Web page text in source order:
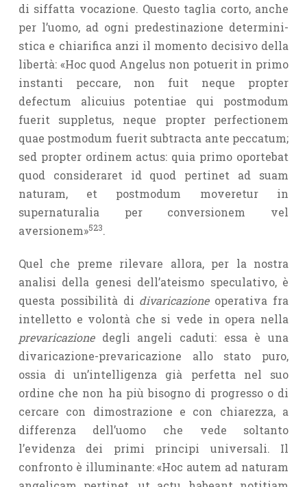
di siffatta vocazione. Questo taglia corto, anche
per l’uomo, ad ogni predestinazione determini­
stica e chiarifica anzi il momento decisivo della
libertà: «Hoc quod Angelus non potuerit in primo
instanti peccare, non fuit neque propter
defectum alicuius potentiae qui postmodum
fuerit suppletus, neque propter perfe­ctionem
quae postmodum fuerit subtracta ante peccatum;
sed propter ordinem actus: quia primo oportebat
quod consideraret id quod pertinet ad suam
naturam, et postmodum moveretur in
supernaturalia per conver­sionem vel
aversionem»523.
Quel che preme rilevare allora, per la nostra
analisi della genesi dell’ateismo speculativo, è
questa possibilità di divaricazioneoperativa fra
intelletto e volontà che si vede in opera nella
prevaricazione degli angeli caduti: essa è una
divaricazione-prevaricazione allo stato puro,
ossia di un’intelligenza già perfetta nel suo
ordine che non ha più bisogno di progresso o di
cercare con dimostrazione e con chiarezza, a
differenza dell’uomo che vede soltanto
l’evidenza dei primi principi universali. Il
confronto è illuminante: «Hoc autem ad naturam